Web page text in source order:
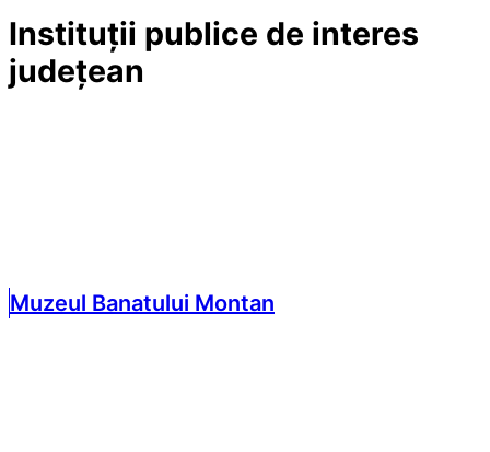
Instituții publice de interes
județean
Muzeul Banatului Montan